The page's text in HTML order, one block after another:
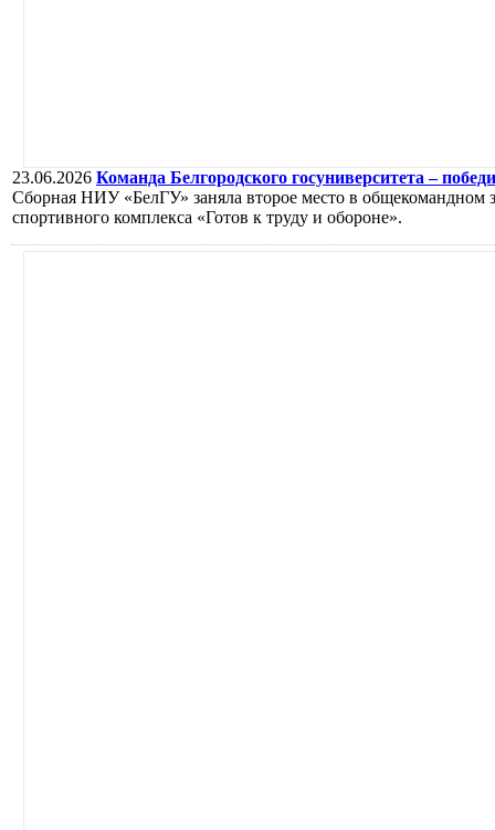
23.06.2026 Команда Белгородского госуниверситета –
Сборная НИУ «БелГУ» заняла второе место в общекомандном
спортивного комплекса «Готов к труду и обороне».